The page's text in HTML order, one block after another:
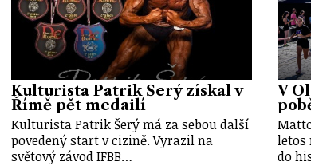
Kulturista Patrik Šerý získal v
Římě pět medailí
Kulturista Patrik Šerý má za sebou další
povedený start v cizině. Vyrazil na
světový závod IFBB…
V
letos
do